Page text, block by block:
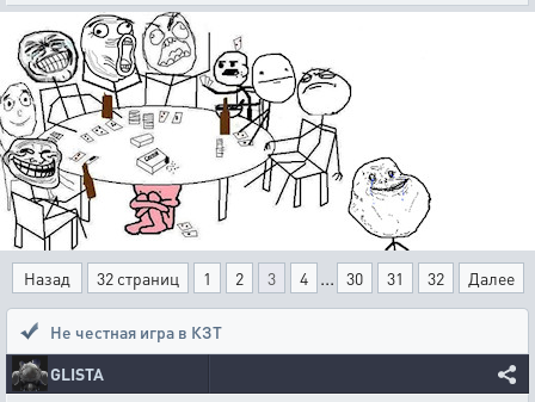
Назад 32 страниц 1 2 3 4 ... 30 31 32 Далее
Не честная игра в КЗТ
GLISTA